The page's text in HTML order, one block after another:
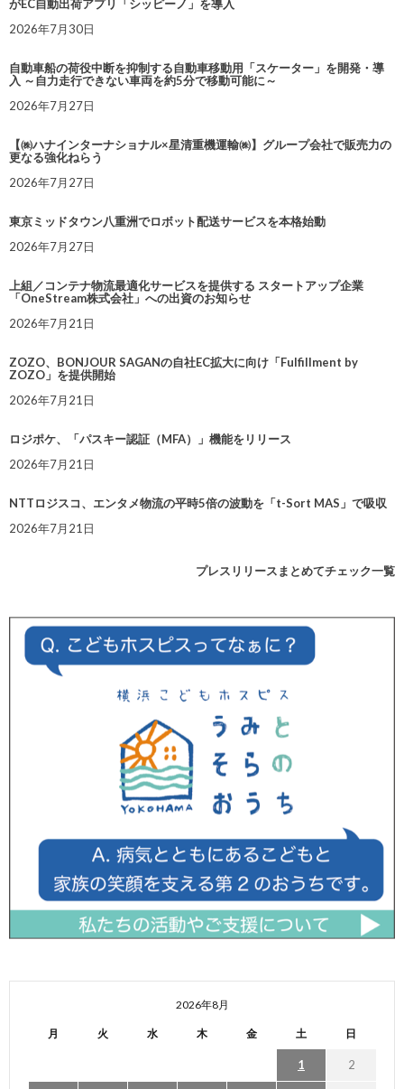
がEC自動出荷アプリ「シッピーノ」を導入
2026年7月30日
自動車船の荷役中断を抑制する自動車移動用「スケーター」を開発・導
入 ～自力走行できない車両を約5分で移動可能に～
2026年7月27日
【㈱ハナインターナショナル×星清重機運輸㈱】グループ会社で販売力の
更なる強化ねらう
2026年7月27日
東京ミッドタウン八重洲でロボット配送サービスを本格始動
2026年7月27日
上組／コンテナ物流最適化サービスを提供する スタートアップ企業
「OneStream株式会社」への出資のお知らせ
2026年7月21日
ZOZO、BONJOUR SAGANの自社EC拡大に向け「Fulfillment by
ZOZO」を提供開始
2026年7月21日
ロジポケ、「パスキー認証（MFA）」機能をリリース
2026年7月21日
NTTロジスコ、エンタメ物流の平時5倍の波動を「t-Sort MAS」で吸収
2026年7月21日
プレスリリースまとめてチェック一覧
2026年8月
月 火 水 木 金 土 日
1 2